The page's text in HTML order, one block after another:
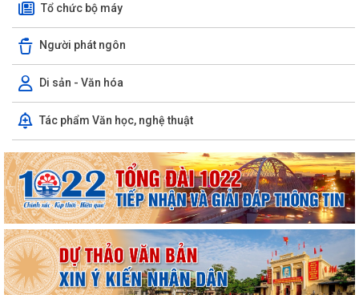
Tổ chức bộ máy
Người phát ngôn
Di sản - Văn hóa
Tác phẩm Văn học, nghệ thuật
Phường Hồng Bàng tổng kết và trao giải Cuộc thi chính luận về bảo vệ
nền tảng tư tưởng của Đảng năm...
PHƯỜNG HỒNG BÀNG NÂNG CAO CHẤT LƯỢNG SINH HOẠT CHI BỘ TỪ